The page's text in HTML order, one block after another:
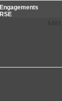
Engagements
RSE